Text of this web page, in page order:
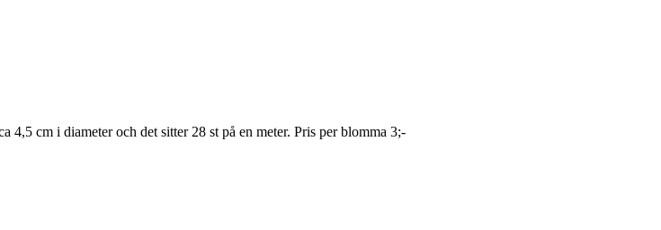
cm i diameter och det sitter 28 st på en meter. Pris per blomma 3;-